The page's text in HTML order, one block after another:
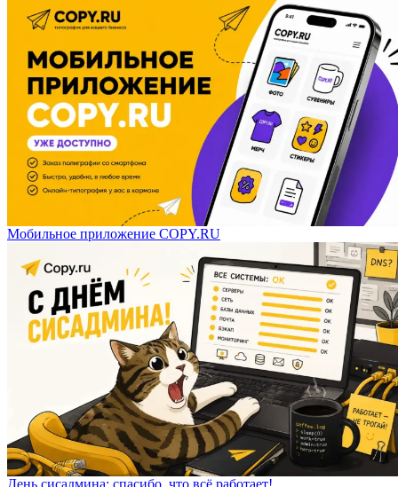
Мобильное приложение COPY.RU
День сисадмина: спасибо, что всё работает!